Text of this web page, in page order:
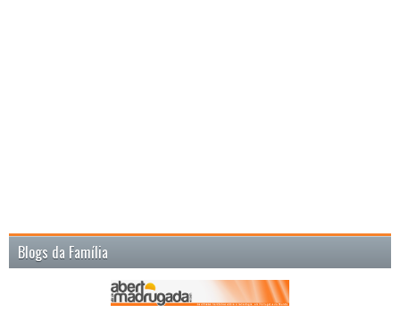
Blogs da Família